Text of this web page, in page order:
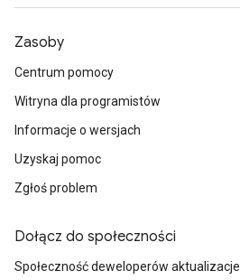
Zasoby
Centrum pomocy
Witryna dla programistów
Informacje o wersjach
Uzyskaj pomoc
Zgłoś problem
Dołącz do społeczności
Społeczność deweloperów aktualizacje